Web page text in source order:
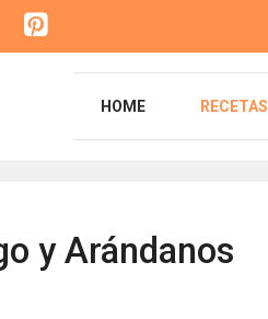
HOME RECETAS
y Arándanos